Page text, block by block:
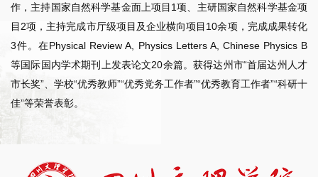
作，主持国家自然科学基金面上项目1项、主研国家自然科学基金项
目2项，主持完成市厅级项目及企业横向项目10余项，完成成果转化
3件。在Physical Review A, Physics Letters A, Chinese Physics B
等国际国内学术期刊上发表论文20余篇。获得达州市“首届达州人才
市长奖”、学校“优秀教师”“优秀党务工作者”“优秀教育工作者”“科研十
佳”等荣誉表彰。